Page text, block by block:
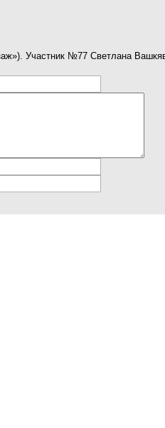
Участник №77 Светлана